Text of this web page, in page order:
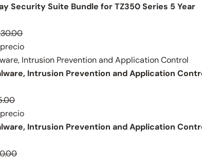
Security Suite Bundle for TZ350 Series 5 Year
Intrusion Prevention and Application Control
Intrusion Prevention and Application
Intrusion Prevention and Application